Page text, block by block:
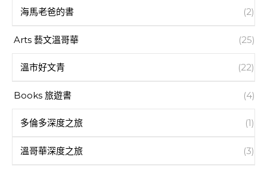
海馬老爸的書 (2)
Arts 藝文溫哥華 (25)
溫市好文青 (22)
Books 旅遊書 (4)
多倫多深度之旅 (1)
溫哥華深度之旅 (3)